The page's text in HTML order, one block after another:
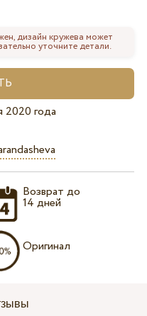
дизайн кружева может
уточните детали.
2020 года
Возврат до
14 дней
Оригинал